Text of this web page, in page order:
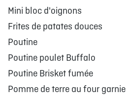
Mini bloc d'oignons
Frites de patates douces
Poutine
Poutine poulet Buffalo
Poutine Brisket fumée
Pomme de terre au four garnie